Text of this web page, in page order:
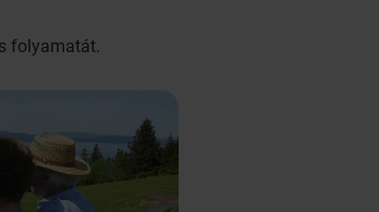
folyamatát.